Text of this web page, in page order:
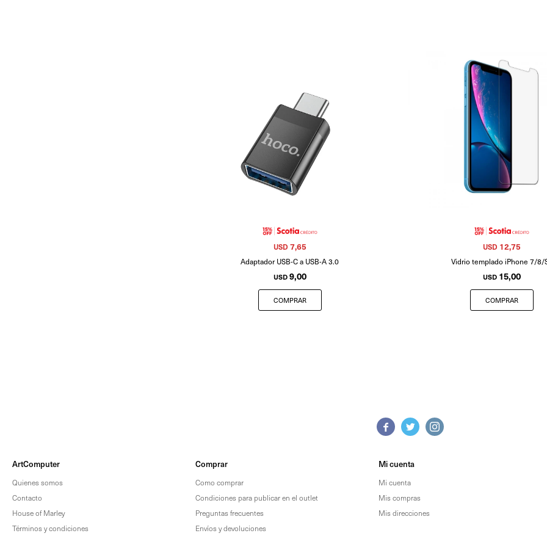
Adaptador USB-C a USB-A 3.0
USD9,00
USD 7,65
Vidrio templado iPhone 7/8/
USD 15,00
USD 12,75
  
ArtComputer
Quienes somos
Contacto
House of Marley
Términos y condiciones
Comprar
Como comprar
Condiciones para publicar en el outlet
Preguntas frecuentes
Envíos y devoluciones
Mi cuenta
Mi cuenta
Mis compras
Mis direcciones